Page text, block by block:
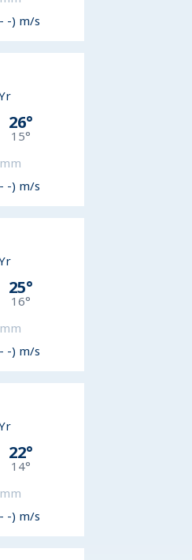
-) m/s
26°
15°
mm
-) m/s
25°
16°
mm
-) m/s
22°
14°
mm
-) m/s